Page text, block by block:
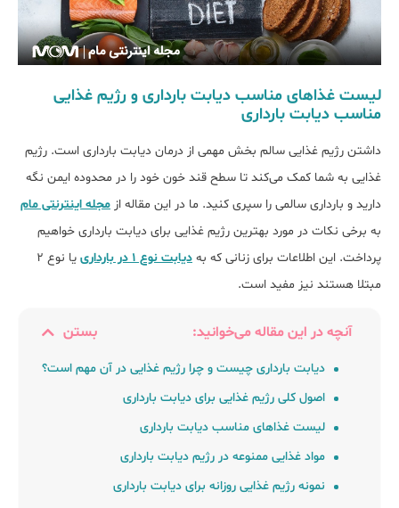
لیست غذاهای مناسب دیابت بارداری و رژیم غذایی
مناسب دیابت بارداری
داشتن رژیم غذایی سالم بخش مهمی از درمان دیابت بارداری است. رژیم
غذایی به شما کمک می‌کند تا سطح قند خون خود را در محدوده ایمن نگه
دارید و بارداری سالمی را سپری کنید. ما در این مقاله از مجله اینترنتی مام
به برخی نکات در مورد بهترین رژیم غذایی برای دیابت بارداری خواهیم
پرداخت. این اطلاعات برای زنانی که به دیابت نوع ۱ در بارداری
یا نوع ۲
مبتلا هستند نیز مفید است.
آنچه در این مقاله می‌خوانید: بستن
دﯾﺎﺑﺖ ﺑﺎرداری ﭼﯿﺴﺖ و ﭼﺮا رژﯾﻢ غذایی در آن ﻣﻬﻢ اﺳﺖ؟
اﺻﻮل ﮐﻠﯽ رژﯾﻢ غذایی ﺑﺮای دﯾﺎﺑﺖ ﺑﺎرداری
ﻟﯿﺴﺖ ﻏﺬاﻫﺎی ﻣﻨﺎﺳﺐ دﯾﺎﺑﺖ ﺑﺎرداری
مواد غذایی ممنوعه در رژیم دیابت بارداری
نمونه رژیم غذایی روزانه برای دیابت بارداری